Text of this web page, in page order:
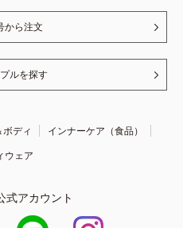
から注文
ルを探す
ディ
インナーケア（食品）
ウェア
式アカウント